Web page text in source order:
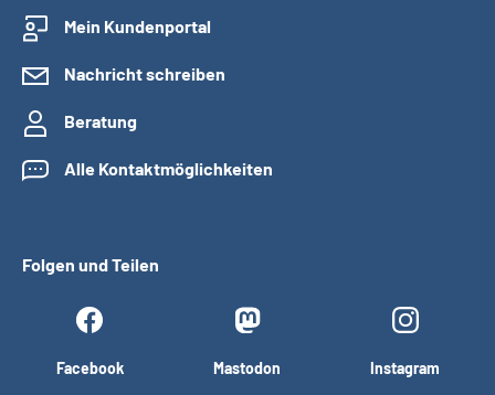
Mein Kundenportal
Nachricht schreiben
Beratung
Alle Kontaktmöglichkeiten
Folgen und Teilen
Facebook Mastodon Instagram